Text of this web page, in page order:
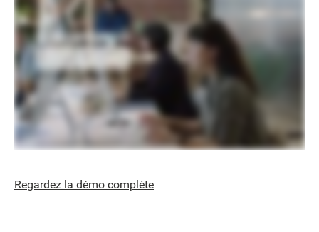
Regardez la démo complète